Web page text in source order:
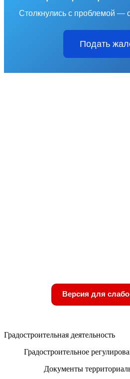
Столкнулись с проблемой —
Подать
Версия для
Градостроительная деятельность
Градостроительное
Документы